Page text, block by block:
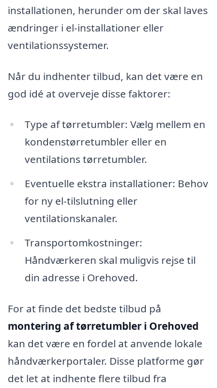
installationen, herunder om der skal laves
ændringer i el-installationer eller
ventilationssystemer.
Når du indhenter tilbud, kan det være en
god idé at overveje disse faktorer:
Type af tørretumbler: Vælg mellem en
kondenstørretumbler eller en
ventilations tørretumbler.
Eventuelle ekstra installationer: Behov
for ny el-tilslutning eller
ventilationskanaler.
Transportomkostninger:
Håndværkeren skal muligvis rejse til
din adresse i Orehoved.
For at finde det bedste tilbud på
montering af tørretumbler i Orehoved
kan det være en fordel at anvende lokale
håndværkerportaler. Disse platforme gør
det let at indhente flere tilbud fra